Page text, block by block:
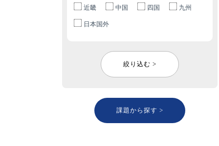
近畿 中国 四国 九州
日本国外
絞り込む >
課題から探す >